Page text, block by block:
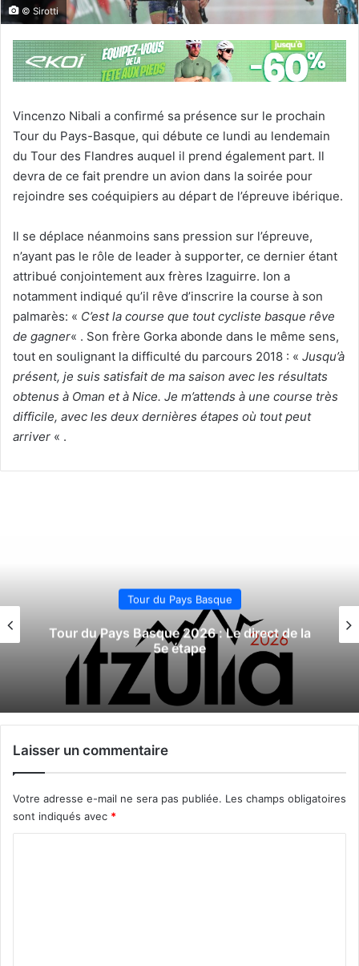
© Sirotti
Vincenzo Nibali a confirmé sa présence sur le prochain
Tour du Pays-Basque, qui débute ce lundi au lendemain
du Tour des Flandres auquel il prend également part. Il
devra de ce fait prendre un avion dans la soirée pour
rejoindre ses coéquipiers au départ de l’épreuve ibérique.
Il se déplace néanmoins sans pression sur l’épreuve,
n’ayant pas le rôle de leader à supporter, ce dernier étant
attribué conjointement aux frères Izaguirre. Ion a
notamment indiqué qu’il rêve d’inscrire la course à son
palmarès: « C’est la course que tout cycliste basque rêve
de gagner« . Son frère Gorka abonde dans le même sens,
tout en soulignant la difficulté du parcours 2018 : « Jusqu’à
présent, je suis satisfait de ma saison avec les résultats
obtenus à Oman et à Nice. Je m’attends à une course très
difficile, avec les deux dernières étapes où tout peut
arriver « .
Tour du Pays Basque
Tour du Pays Basque 2026 : Le direct de la
5e étape
Laisser un commentaire
Votre adresse e-mail ne sera pas publiée. Les champs obligatoires
sont indiqués avec *